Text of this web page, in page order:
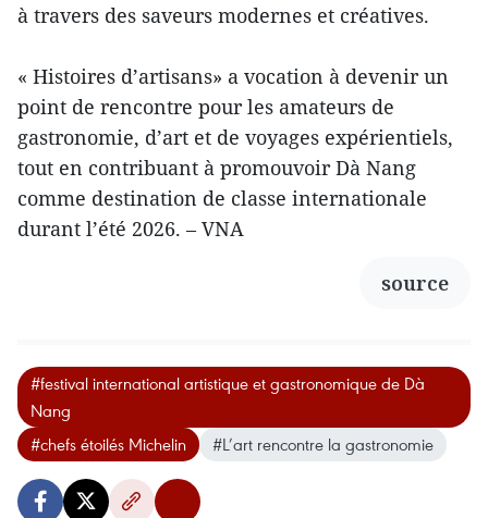
à travers des saveurs modernes et créatives.
« Histoires d’artisans» a vocation à devenir un
point de rencontre pour les amateurs de
gastronomie, d’art et de voyages expérientiels,
tout en contribuant à promouvoir Dà Nang
comme destination de classe internationale
durant l’été 2026. – VNA
source
#festival international artistique et gastronomique de Dà
Nang
#chefs étoilés Michelin
#L’art rencontre la gastronomie